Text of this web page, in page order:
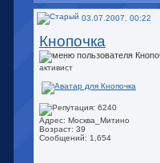
03.07.2007, 00:22
Кнопочка
активист
Адрес: Москва_Митино
Возраст: 39
Сообщений: 1,654